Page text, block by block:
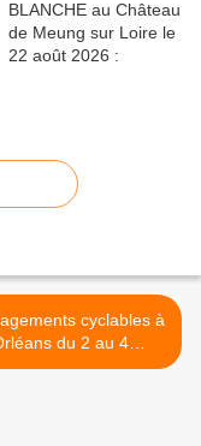
cyclables à
du 2 au 4
: rétablissement